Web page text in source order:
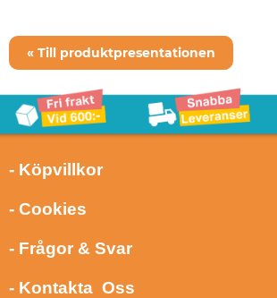
« Till produktpresentationen
- Köpvillkor
- Cookies
- Frågor & Svar
- Kontakta Oss